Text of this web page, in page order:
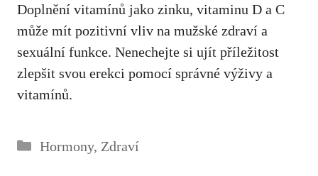
Doplnění vitamínů jako zinku, vitaminu D a C
může mít pozitivní vliv na mužské zdraví a
sexuální funkce. Nenechejte si ujít příležitost
zlepšit svou erekci pomocí správné výživy a
vitamínů.
Rubriky
Hormony, Zdraví